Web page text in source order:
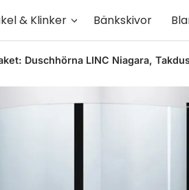
& Klinker Bänkskivor
Duschhörna LINC Niagara,